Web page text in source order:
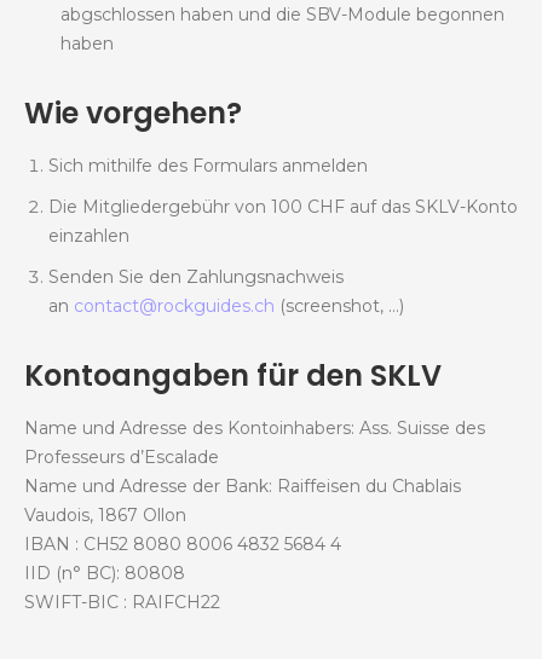
abgschlossen haben und die SBV-Module begonnen
haben
Wie vorgehen?
Sich mithilfe des Formulars anmelden
Die Mitgliedergebühr von 100 CHF auf das SKLV-Konto
einzahlen
Senden Sie den Zahlungsnachweis
an contact@rockguides.ch (screenshot, …)
Kontoangaben für den SKLV
Name und Adresse des Kontoinhabers: Ass. Suisse des
Professeurs d’Escalade
Name und Adresse der Bank: Raiffeisen du Chablais
Vaudois, 1867 Ollon
IBAN : CH52 8080 8006 4832 5684 4
IID (n° BC): 80808
SWIFT-BIC : RAIFCH22